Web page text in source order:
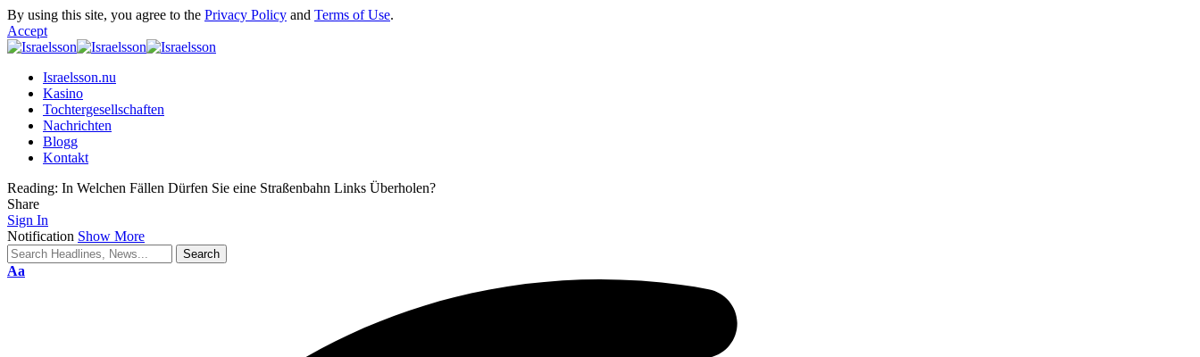
By using this site, you agree to the Privacy Policy and Terms of Use.
Accept
Israelsson.nu
Kasino
Tochtergesellschaften
Nachrichten
Blogg
Kontakt
Reading: In Welchen Fällen Dürfen Sie eine Straßenbahn Links Überholen?
Share
Sign In
Notification Show More
Aa